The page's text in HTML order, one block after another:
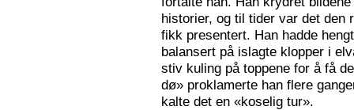
historier, og til tider var det den
fikk presentert. Han hadde
balansert på islagte klopper i
stiv kuling på toppene for å få
dø» proklamerte han flere
kalte det en «koselig tur».